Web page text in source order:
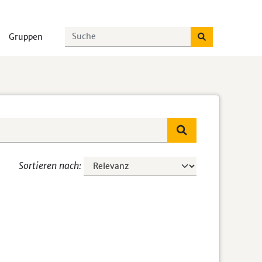
Gruppen
Sortieren nach